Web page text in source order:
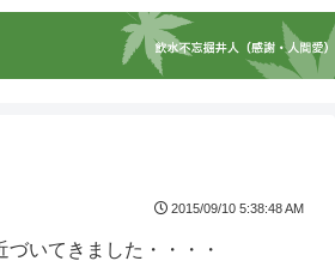
2015/09/10 5:38:48 AM
いてきました・・・・